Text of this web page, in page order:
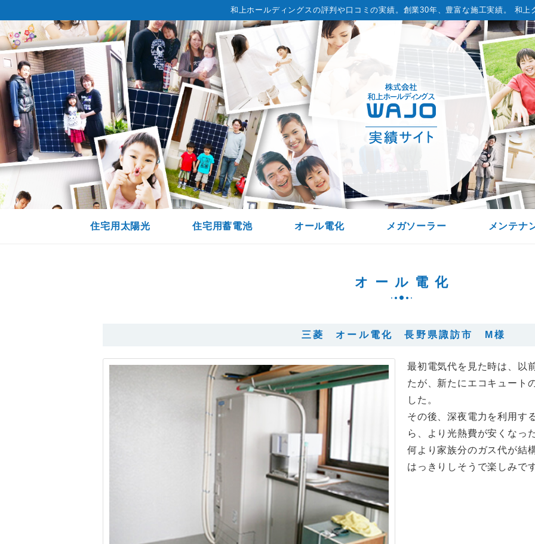
和上ホールディングスの評判や口コミの実績。 創業30年、豊富な施工実績。 和上
住宅用太陽光 住宅用蓄電池 オール電化 メガソーラー メンテナ
オール電化
三菱 オール電化 長野県諏訪市 M様
最初電気代を見た時は、以
たが、新たにエコキュート
した。
その後、深夜電力を利用す
ら、より光熱費が安くなっ
何より家族分のガス代が結
はっきりしそうで楽しみです